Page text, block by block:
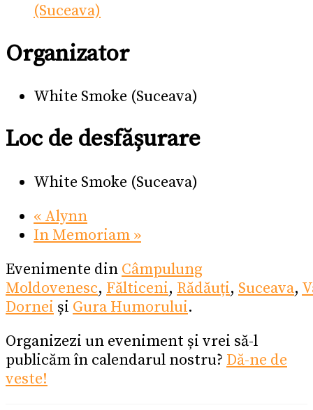
(Suceava)
Organizator
White Smoke (Suceava)
Loc de desfășurare
White Smoke (Suceava)
« Alynn
In Memoriam »
Evenimente din Câmpulung
Moldovenesc, Fălticeni, Rădăuți, Suceava,
Dornei și Gura Humorului.
Organizezi un eveniment și vrei să-l
publicăm în calendarul nostru? Dă-ne de
veste!